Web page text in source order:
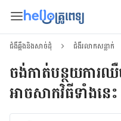
ជំងឺឆ្អឹងនិងសាច់ដុំ ជំងឺរលាកសន្លាក់
ចង់កាត់បន្ថយការ
អាចសាកវិធីទាំងនេះ